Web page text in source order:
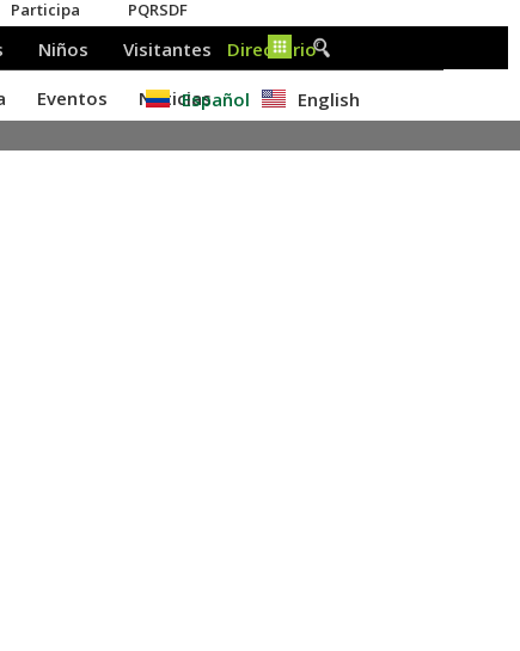
Español English